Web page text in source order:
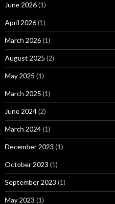
June 2026(1)
April 2026(1)
March 2026(1)
August 2025 (2)
May 2025 (1)
March 2025 (1)
June 2024(2)
March 2024(1)
December 2023 (1)
October 2023 (1)
September 2023 (1)
May 2023 (1)